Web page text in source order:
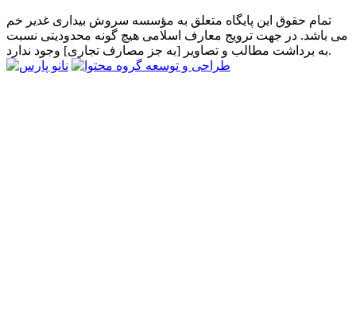
تمام حقوق این پایگاه متعلق به مؤسسه سروش بیداری غدیر خم
می باشد. در جهت ترویج معارف اسلامی هیچ گونه محدودیتی نسبت
به برداشت مطالب و تصاویر [به جز مصارف تجاری] وجود ندارد.